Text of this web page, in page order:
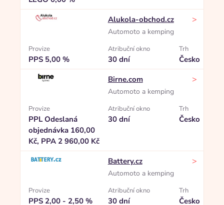
Alukola-obchod.cz
Automoto a kemping
>
Provize
PPS 5,00 %
Atribuční okno
30 dní
Trh
Česko
Birne.com
Automoto a kemping
>
Provize
PPL Odeslaná
objednávka 160,00
Kč, PPA 2 960,00 Kč
Atribuční okno
30 dní
Trh
Česko
Battery.cz
Automoto a kemping
>
Provize
PPS 2,00 - 2,50 %
Atribuční okno
30 dní
Trh
Česko